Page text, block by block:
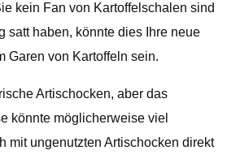
kein Fan von Kartoffelschalen sind
satt haben, könnte dies Ihre neue
Garen von Kartoffeln sein.
Artischocken, aber das
könnte möglicherweise viel
mit ungenutzten Artischocken direkt